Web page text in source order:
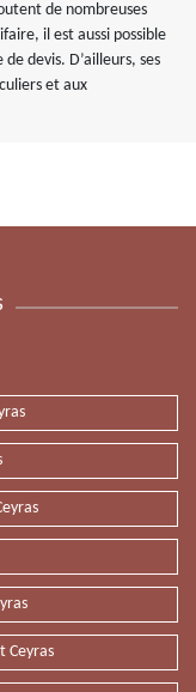
de nombreuses
il est aussi possible
devis. D’ailleurs, ses
et aux
Ceyras